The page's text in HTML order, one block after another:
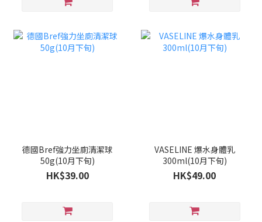
德國Bref強力坐廁清潔球
50g(10月下旬)
HK$39.00
VASELINE 爆水身體乳
300ml(10月下旬)
HK$49.00